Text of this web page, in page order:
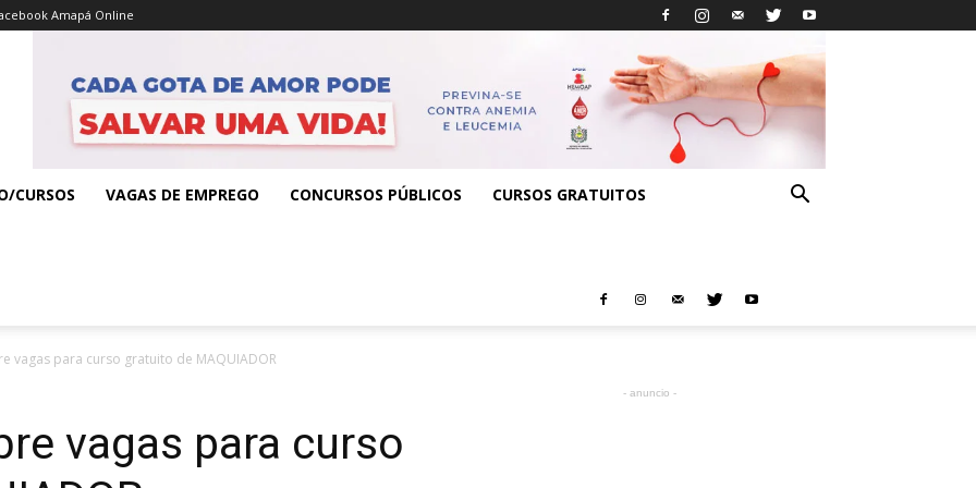
Amapá Online
CURSOS VAGAS DE EMPREGO CONCURSOS PÚBLICOS CURSOS GRATUITOS
vagas para curso gratuito de MAQUIADOR
vagas para curso
- anuncio -